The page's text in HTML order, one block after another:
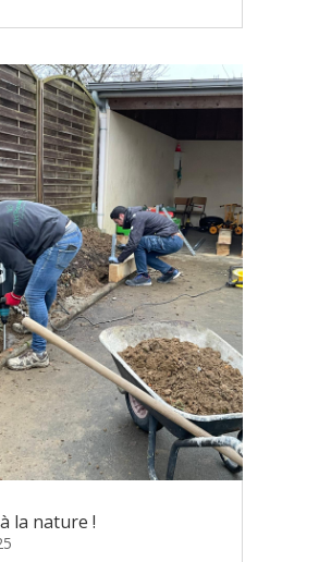
la nature !